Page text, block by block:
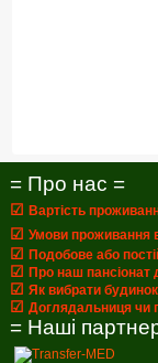
= Про нас =
☑ Вартість
☑ Умови проживання
☑ Подобове або
☑ Про наш пансіонат
☑ Як вибрати
☑ Доглядальниця чи
= Наші